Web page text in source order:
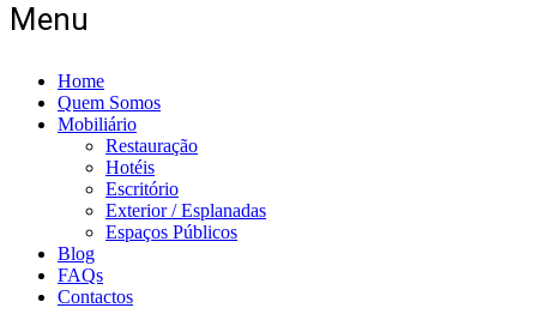
Menu
Home
Quem Somos
Mobiliário
Restauração
Hotéis
Escritório
Exterior / Esplanadas
Espaços Públicos
Blog
FAQs
Contactos